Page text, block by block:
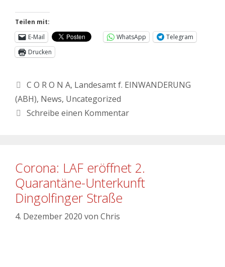
Teilen mit:
E-Mail
WhatsApp
Telegram
Drucken
C O R O N A, Landesamt f. EINWANDERUNG
(ABH), News, Uncategorized
Schreibe einen Kommentar
Corona: LAF eröffnet 2.
Quarantäne-Unterkunft
Dingolfinger Straße
4. Dezember 2020 von Chris